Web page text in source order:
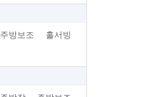
주방보조 홀서빙